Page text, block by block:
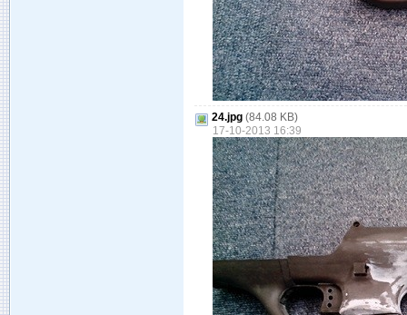
24.jpg (84.08 KB)
17-10-2013 16:39